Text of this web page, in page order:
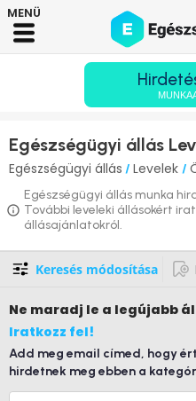
Egészségügyi állás
Egészségügyi állás / Levelek /
Egészségügyi állás munka
További leveleki állásokért
állásajánlatokról.
Keresés módosítása
Ne maradj le a legújabb
Iratkozz fel!
Add meg email címed, hogy
hirdetnek meg ebben a